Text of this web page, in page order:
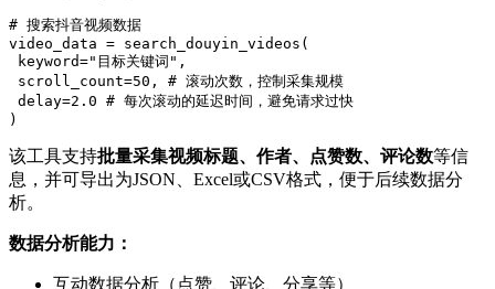
# 搜索抖音视频数据
video_data = search_douyin_videos(
)
该工具支持批量采集视频标题、作者、点赞数、评论数等信
息，并可导出为JSON、Excel或CSV格式，便于后续数据分
析。
数据分析能力：
互动数据分析（点赞、评论、分享等）